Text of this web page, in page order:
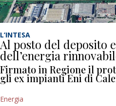
L’INTESA
Al posto del deposito
dell’energia
Firmato in Regione il
gli ex impianti Eni di
Energia